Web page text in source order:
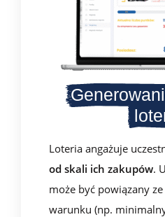
Loteria angażuje
od skali ich zakupów.
może być powiązany ze
warunku (np.